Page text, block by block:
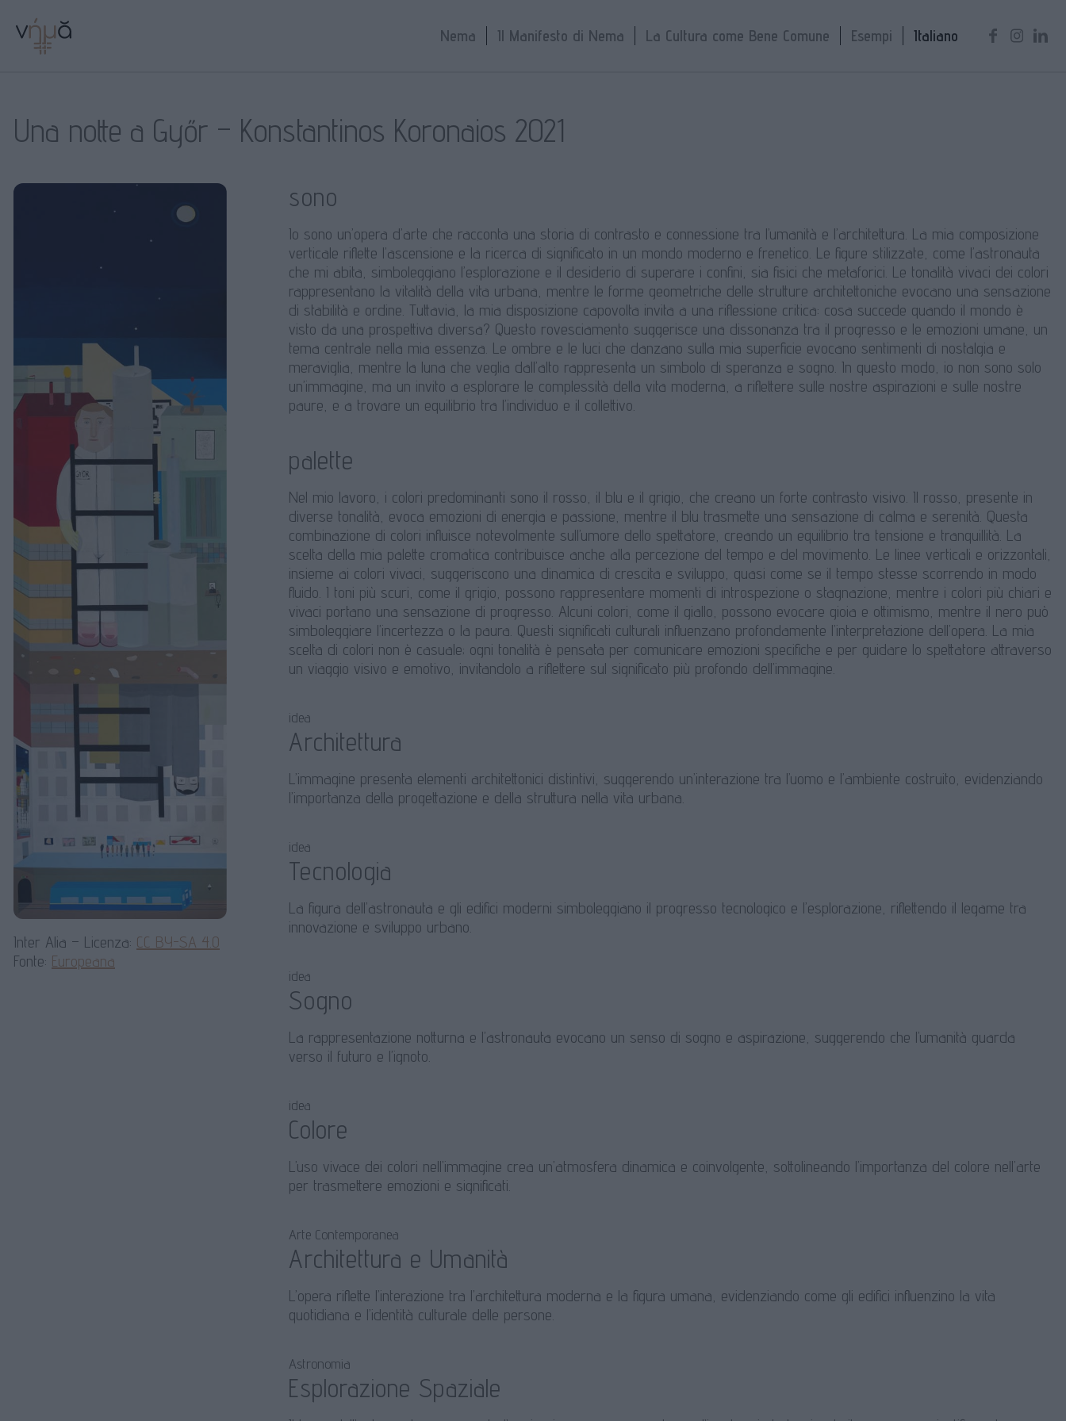
Nema Il Manifesto di Nema La Cultura come Bene Comune Esempi Italiano
Una notte a Győr – Konstantinos Koronaios 2021
Inter Alia – Licenza: CC BY-SA 4.0
Fonte: Europeana
sono
Io sono un’opera d’arte che racconta una storia di contrasto e connessione tra l’umanità e l’architettura. La mia composizione
verticale riflette l’ascensione e la ricerca di significato in un mondo moderno e frenetico. Le figure stilizzate, come l’astronauta
che mi abita, simboleggiano l’esplorazione e il desiderio di superare i confini, sia fisici che metaforici. Le tonalità vivaci dei colori
rappresentano la vitalità della vita urbana, mentre le forme geometriche delle strutture architettoniche evocano una sensazione
di stabilità e ordine. Tuttavia, la mia disposizione capovolta invita a una riflessione critica: cosa succede quando il mondo è
visto da una prospettiva diversa? Questo rovesciamento suggerisce una dissonanza tra il progresso e le emozioni umane, un
tema centrale nella mia essenza. Le ombre e le luci che danzano sulla mia superficie evocano sentimenti di nostalgia e
meraviglia, mentre la luna che veglia dall’alto rappresenta un simbolo di speranza e sogno. In questo modo, io non sono solo
un’immagine, ma un invito a esplorare le complessità della vita moderna, a riflettere sulle nostre aspirazioni e sulle nostre
paure, e a trovare un equilibrio tra l’individuo e il collettivo.
palette
Nel mio lavoro, i colori predominanti sono il rosso, il blu e il grigio, che creano un forte contrasto visivo. Il rosso, presente in
diverse tonalità, evoca emozioni di energia e passione, mentre il blu trasmette una sensazione di calma e serenità. Questa
combinazione di colori influisce notevolmente sull’umore dello spettatore, creando un equilibrio tra tensione e tranquillità. La
scelta della mia palette cromatica contribuisce anche alla percezione del tempo e del movimento. Le linee verticali e orizzontali,
insieme ai colori vivaci, suggeriscono una dinamica di crescita e sviluppo, quasi come se il tempo stesse scorrendo in modo
fluido. I toni più scuri, come il grigio, possono rappresentare momenti di introspezione o stagnazione, mentre i colori più chiari e
vivaci portano una sensazione di progresso. Alcuni colori, come il giallo, possono evocare gioia e ottimismo, mentre il nero può
simboleggiare l’incertezza o la paura. Questi significati culturali influenzano profondamente l’interpretazione dell’opera. La mia
scelta di colori non è casuale; ogni tonalità è pensata per comunicare emozioni specifiche e per guidare lo spettatore attraverso
un viaggio visivo e emotivo, invitandolo a riflettere sul significato più profondo dell’immagine.
idea
Architettura
L’immagine presenta elementi architettonici distintivi, suggerendo un’interazione tra l’uomo e l’ambiente costruito, evidenziando
l’importanza della progettazione e della struttura nella vita urbana.
idea
Tecnologia
La figura dell’astronauta e gli edifici moderni simboleggiano il progresso tecnologico e l’esplorazione, riflettendo il legame tra
innovazione e sviluppo urbano.
idea
Sogno
La rappresentazione notturna e l’astronauta evocano un senso di sogno e aspirazione, suggerendo che l’umanità guarda
verso il futuro e l’ignoto.
idea
Colore
L’uso vivace dei colori nell’immagine crea un’atmosfera dinamica e coinvolgente, sottolineando l’importanza del colore nell’arte
per trasmettere emozioni e significati.
Arte Contemporanea
Architettura e Umanità
L’opera riflette l’interazione tra l’architettura moderna e la figura umana, evidenziando come gli edifici influenzino la vita
quotidiana e l’identità culturale delle persone.
Astronomia
Esplorazione Spaziale